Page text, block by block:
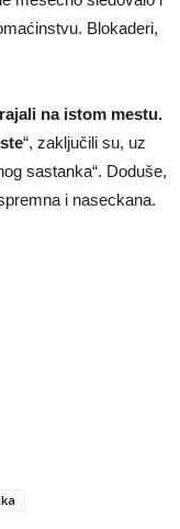
Blokaderi,
na istom mestu.
“, zaključili su, uz
sastanka“. Doduše,
i naseckana.